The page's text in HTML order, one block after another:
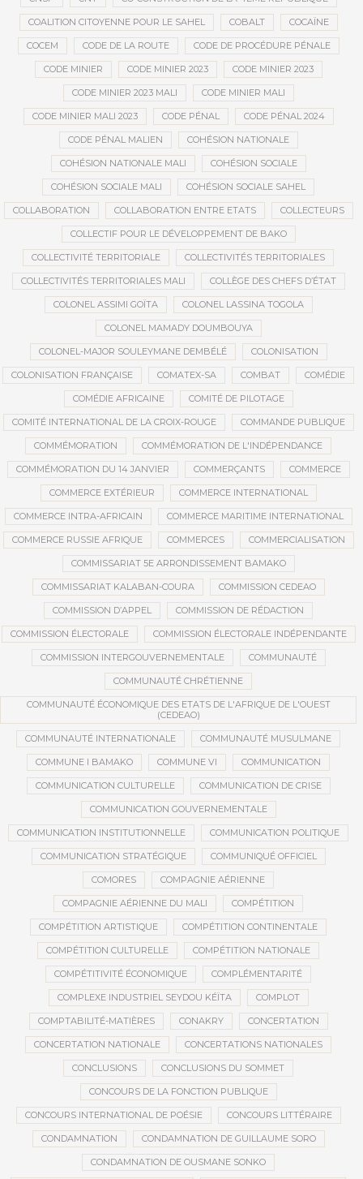
COALITION CITOYENNE POUR LE SAHEL COBALT COCAÏNE
COCEM CODE DE LA ROUTE CODE DE PROCÉDURE PÉNALE
CODE MINIER CODE MINIER 2023 CODE MINIER 2023
CODE MINIER 2023 MALI CODE MINIER MALI
CODE MINIER MALI 2023 CODE PÉNAL CODE PÉNAL 2024
CODE PÉNAL MALIEN COHÉSION NATIONALE
COHÉSION NATIONALE MALI COHÉSION SOCIALE
COHÉSION SOCIALE MALI COHÉSION SOCIALE SAHEL
COLLABORATION COLLABORATION ENTRE ETATS COLLECTEURS
COLLECTIF POUR LE DÉVELOPPEMENT DE BAKO
COLLECTIVITÉ TERRITORIALE COLLECTIVITÉS TERRITORIALES
COLLECTIVITÉS TERRITORIALES MALI COLLÈGE DES CHEFS D’ÉTAT
COLONEL ASSIMI GOÏTA COLONEL LASSINA TOGOLA
COLONEL MAMADY DOUMBOUYA
COLONEL-MAJOR SOULEYMANE DEMBÉLÉ COLONISATION
COLONISATION FRANÇAISE COMATEX-SA COMBAT COMÉDIE
COMÉDIE AFRICAINE COMITÉ DE PILOTAGE
COMITÉ INTERNATIONAL DE LA CROIX-ROUGE COMMANDE PUBLIQUE
COMMÉMORATION COMMÉMORATION DE L'INDÉPENDANCE
COMMÉMORATION DU 14 JANVIER COMMERÇANTS COMMERCE
COMMERCE EXTÉRIEUR COMMERCE INTERNATIONAL
COMMERCE INTRA-AFRICAIN COMMERCE MARITIME INTERNATIONAL
COMMERCE RUSSIE AFRIQUE COMMERCES COMMERCIALISATION
COMMISSARIAT 5E ARRONDISSEMENT BAMAKO
COMMISSARIAT KALABAN-COURA COMMISSION CEDEAO
COMMISSION D’APPEL COMMISSION DE RÉDACTION
COMMISSION ÉLECTORALE COMMISSION ÉLECTORALE INDÉPENDANTE
COMMISSION INTERGOUVERNEMENTALE COMMUNAUTÉ
COMMUNAUTÉ CHRÉTIENNE
COMMUNAUTÉ ÉCONOMIQUE DES ETATS DE L'AFRIQUE DE L'OUEST
(CEDEAO)
COMMUNAUTÉ INTERNATIONALE COMMUNAUTÉ MUSULMANE
COMMUNE I BAMAKO COMMUNE VI COMMUNICATION
COMMUNICATION CULTURELLE COMMUNICATION DE CRISE
COMMUNICATION GOUVERNEMENTALE
COMMUNICATION INSTITUTIONNELLE COMMUNICATION POLITIQUE
COMMUNICATION STRATÉGIQUE COMMUNIQUÉ OFFICIEL
COMORES COMPAGNIE AÉRIENNE
COMPAGNIE AÉRIENNE DU MALI COMPÉTITION
COMPÉTITION ARTISTIQUE COMPÉTITION CONTINENTALE
COMPÉTITION CULTURELLE COMPÉTITION NATIONALE
COMPÉTITIVITÉ ÉCONOMIQUE COMPLÉMENTARITÉ
COMPLEXE INDUSTRIEL SEYDOU KÉÏTA COMPLOT
COMPTABILITÉ-MATIÈRES CONAKRY CONCERTATION
CONCERTATION NATIONALE CONCERTATIONS NATIONALES
CONCLUSIONS CONCLUSIONS DU SOMMET
CONCOURS DE LA FONCTION PUBLIQUE
CONCOURS INTERNATIONAL DE POÉSIE CONCOURS LITTÉRAIRE
CONDAMNATION CONDAMNATION DE GUILLAUME SORO
CONDAMNATION DE OUSMANE SONKO